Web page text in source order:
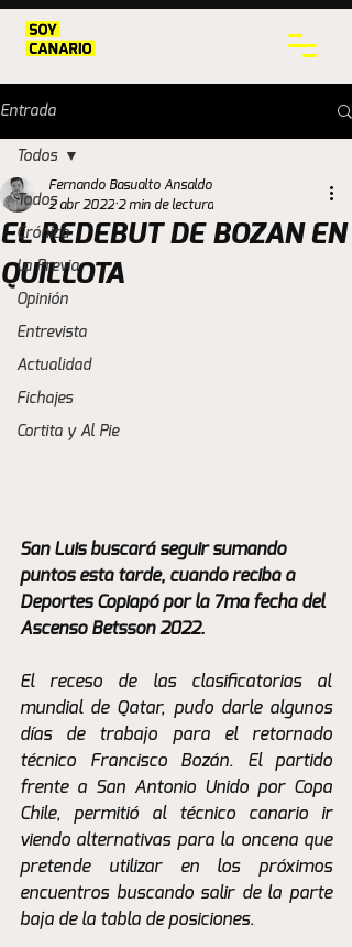
Entrada
Todos
Crónica
La Previa
Opinión
Entrevista
Actualidad
Fichajes
Cortita y Al Pie
Todos
EL REDEBUT DE BOZAN EN
QUILLOTA
Fernando Basualto Ansaldo
2 abr 2022 2 min de lectura
San Luis buscará seguir sumando
puntos esta tarde, cuando reciba a
Deportes Copiapó por la 7ma fecha del
Ascenso Betsson 2022.
El receso de las clasificatorias al
mundial de Qatar, pudo darle algunos
días de trabajo para el retornado
técnico Francisco Bozán. El partido
frente a San Antonio Unido por Copa
Chile, permitió al técnico canario ir
viendo alternativas para la oncena que
pretende utilizar en los próximos
encuentros buscando salir de la parte
baja de la tabla de posiciones.